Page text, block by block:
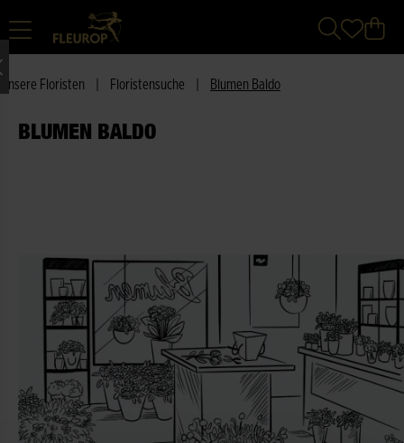
Unsere Floristen Floristensuche Blumen Baldo
BLUMEN BALDO